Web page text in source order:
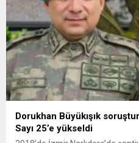
Dorukhan Büyükışık
Sayı 25’e yükseldi